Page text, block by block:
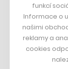
DESIGN
Bomma není
Originální
Nábytek z
funkcí
Informace o
našimi
reklamy a
cookies